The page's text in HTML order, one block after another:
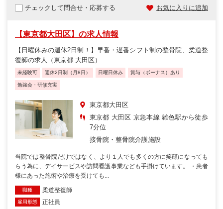
チェックして問合せ・応募する お気に入りに追加
【東京都大田区】の求人情報
【日曜休みの週休2日制！】早番・遅番シフト制の整骨院、柔道整
復師の求人（東京都 大田区）
未経験可 週休2日制（月8日） 日曜日休み 賞与（ボーナス）あり
勉強会・研修充実
東京都大田区
東京都 大田区 京急本線 雑色駅から徒歩
7分位
接骨院・整骨院介護施設
当院では整骨院だけではなく、より１人でも多くの方に笑顔になっても
らう為に、デイサービスや訪問看護事業なども手掛けています。 ・患者
様にあった施術や治療を受けても...
職種 柔道整復師
雇用形態 正社員